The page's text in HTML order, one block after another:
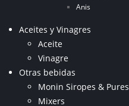
Anis
Aceites y Vinagres
Aceite
Vinagre
Otras bebidas
Monin Siropes & Pures
Mixers